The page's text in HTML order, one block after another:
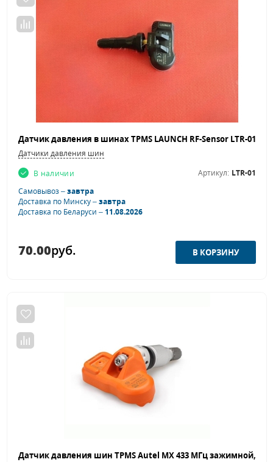
Датчик давления в шинах TPMS LAUNCH RF-Sensor LTR-01
Датчики давления шин
В наличии
Артикул: LTR-01
Самовывоз –завтра
Доставка по Минску –завтра
Доставка по Беларуси –11.08.2026
70.00руб.